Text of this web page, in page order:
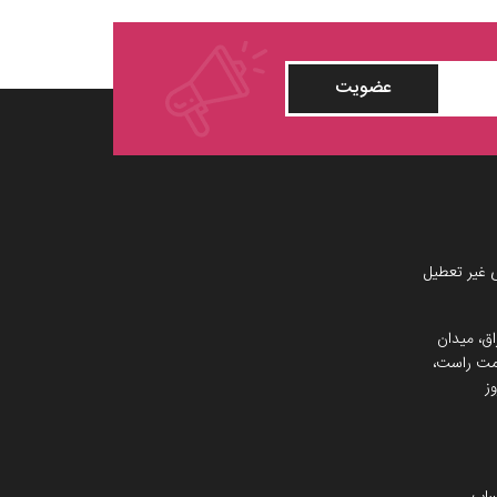
عضویت
غیر تعطیل
میدان
راست،